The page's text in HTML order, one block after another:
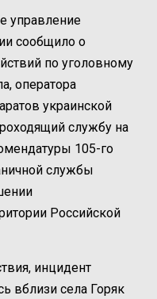
управление
сообщило о
по уголовному
оператора
украинской
службу на
105-го
службы
Российской
инцидент
вблизи села Горяк